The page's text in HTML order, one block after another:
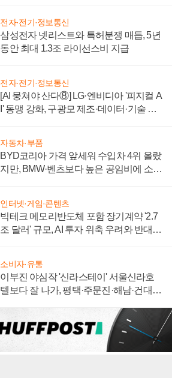
전자·전기·정보통신
삼성전자 넷리스트와 특허분쟁 매듭, 5년
동안 최대 1.3조 라이선스비 지급
전자·전기·정보통신
[AI 뭉쳐야 산다⑧] LG·엔비디아 '피지컬 A
I' 동맹 강화, 구광모 제조·데이터·기술 결
자동차·부품
BYD코리아 가격 앞세워 수입차 4위 올랐
지만, BMW·벤츠보다 높은 공임비에 소비
인터넷·게임·콘텐츠
빅테크 메모리반도체 포함 장기계약 '2.7
조 달러' 규모, AI 투자 위축 우려와 반대
소비자·유통
이부진 야심작 '신라스테이' 서울신라호
텔보다 잘 나가, 평택·주문진·해남·건대로